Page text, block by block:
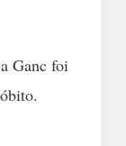
Ganc foi